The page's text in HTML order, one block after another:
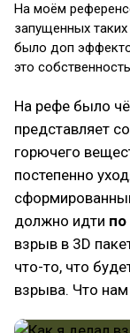
На моём
запущенных
было доп
это
На рефе было
представляет
горючего
постепенно
должно идти по
взрыв в 3D
что-то, что
взрыва. Что